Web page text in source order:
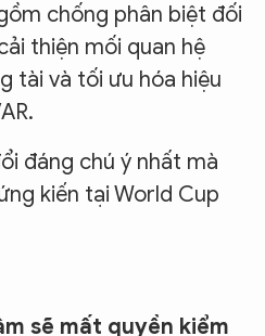
chống phân biệt đối
thiện mối quan hệ
tài và tối ưu hóa hiệu
đáng chú ý nhất mà
kiến tại World Cup
sẽ mất quyền kiểm